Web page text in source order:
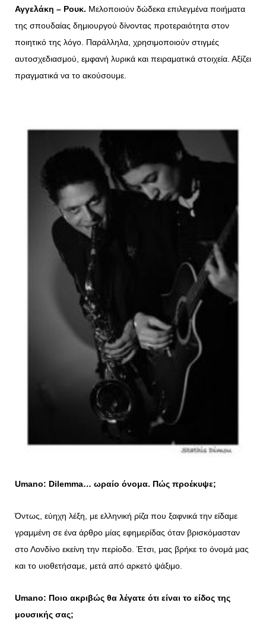
Αγγελάκη – Ρουκ. Μελοποιούν δώδεκα επιλεγμένα ποιήματα
της σπουδαίας δημιουργού δίνοντας προτεραιότητα στον
ποιητικό της λόγο. Παράλληλα, χρησιμοποιούν στιγμές
αυτοσχεδιασμού, εμφανή λυρικά και πειραματικά στοιχεία. Αξίζει
πραγματικά να το ακούσουμε.
Umano: Dilemma… ωραίο όνομα. Πώς προέκυψε;
Όντως, εύηχη λέξη, με ελληνική ρίζα που ξαφνικά την είδαμε
γραμμένη σε ένα άρθρο μίας εφημερίδας όταν βρισκόμασταν
στο Λονδίνο εκείνη την περίοδο. Έτσι, μας βρήκε το όνομά μας
και το υιοθετήσαμε, μετά από αρκετό ψάξιμο.
Umano: Ποιο ακριβώς θα λέγατε ότι είναι το είδος της
μουσικής σας;